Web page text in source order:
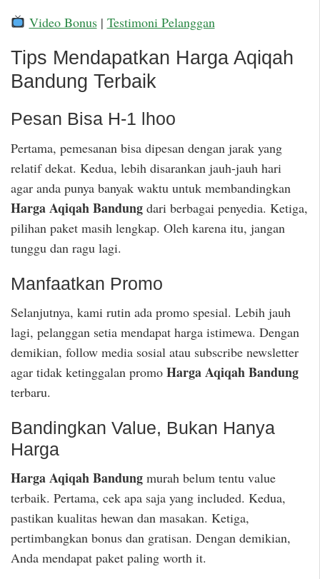
Video Bonus| Testimoni Pelanggan
Tips Mendapatkan Harga Aqiqah
Bandung Terbaik
Pesan Bisa H-1 lhoo
Pertama, pemesanan bisa dipesan dengan jarak yang
relatif dekat. Kedua, lebih disarankan jauh-jauh hari
agar anda punya banyak waktu untuk membandingkan
Harga Aqiqah Bandung dari berbagai penyedia. Ketiga,
pilihan paket masih lengkap. Oleh karena itu, jangan
tunggu dan ragu lagi.
Manfaatkan Promo
Selanjutnya, kami rutin ada promo spesial. Lebih jauh
lagi, pelanggan setia mendapat harga istimewa. Dengan
demikian, follow media sosial atau subscribe newsletter
agar tidak ketinggalan promo Harga Aqiqah Bandung
terbaru.
Bandingkan Value, Bukan Hanya
Harga
Harga Aqiqah Bandung murah belum tentu value
terbaik. Pertama, cek apa saja yang included. Kedua,
pastikan kualitas hewan dan masakan. Ketiga,
pertimbangkan bonus dan gratisan. Dengan demikian,
Anda mendapat paket paling worth it.